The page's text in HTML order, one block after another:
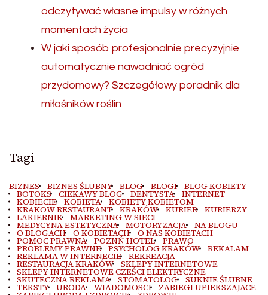
odczytywać własne impulsy w różnych
momentach życia
W jaki sposób profesjonalnie precyzyjnie
automatycznie nawadniać ogród
przydomowy? Szczegółowy poradnik dla
miłośników roślin
Tagi
BIZNES BIZNES ŚLUBNY BLOG BLOGI BLOG KOBIETY
BOTOKS CIEKAWY BLOG DENTYSTA INTERNET
KOBIECIE KOBIETA KOBIETY KOBIETOM
KRAKOW RESTAURANT KRAKÓW KURIER KURIERZY
LAKIERNIK MARKETING W SIECI
MEDYCYNA ESTETYCZNA MOTORYZACJA NA BLOGU
O BLOGACH O KOBIETACH O NAS KOBIETACH
POMOC PRAWNA POZNŃ HOTEL PRAWO
PROBLEMY PRAWNE PSYCHOLOG KRAKÓW REKALAM
REKLAMA W INTERNECIE REKREACJA
RESTAURACJA KRAKÓW SKLEPY INTERNETOWE
SKLEPY INTERNETOWE CZEŚCI ELEKTRYCZNE
SKUTECZNA REKLAMA STOMATOLOG SUKNIE ŚLUBNE
TEKSTY URODA WIADOMOSCI ZABIEGI UPIEKSZAJACE